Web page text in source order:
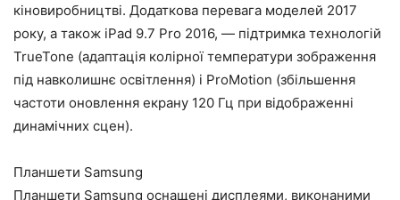
кіновиробництві. Додаткова перевага моделей 2017
року, а також iPad 9.7 Pro 2016, — підтримка технологій
TrueTone (адаптація колірної температури зображення
під навколишнє освітлення) і ProMotion (збільшення
частоти оновлення екрану 120 Гц при відображенні
динамічних сцен).
Планшети Samsung
Планшети Samsung оснащені дисплеями, виконаними